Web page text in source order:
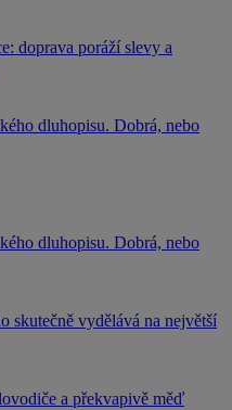
doprava poráží slevy a
dluhopisu. Dobrá, nebo
dluhopisu. Dobrá, nebo
skutečně vydělává na největší
a překvapivě měď